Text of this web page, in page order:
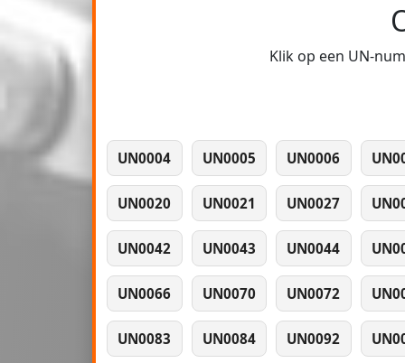
Klik op een UN-
UN0004 UN0005 UN0006
UN0020 UN0021 UN0027
UN0042 UN0043 UN0044
UN0066 UN0070 UN0072
UN0083 UN0084 UN0092